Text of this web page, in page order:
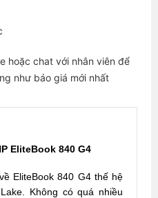
hoặc chat với nhân viên để
như báo giá mới nhất
EliteBook 840 G4
EliteBook 840 G4 thế hệ
Không có quá nhiều